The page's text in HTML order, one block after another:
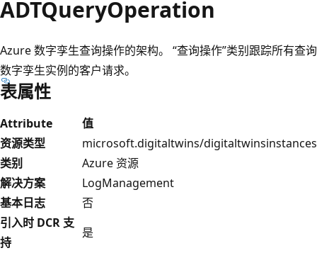
ADTQueryOperation
Azure 数字孪生查询操作的架构。 “查询操作”类别跟踪所有查询
数字孪生实例的客户请求。
表属性
Attribute
值
资源类型
microsoft.digitaltwins/digitaltwinsinstances
类别
Azure 资源
解决方案
LogManagement
基本日志
否
引入时 DCR 支
持
是